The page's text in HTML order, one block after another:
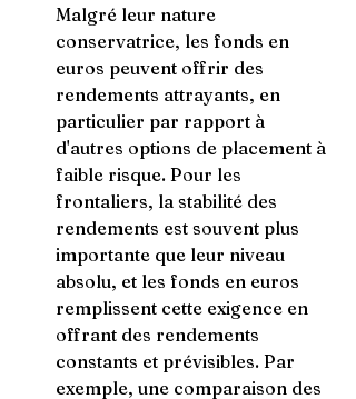
Malgré leur nature
conservatrice, les fonds en
euros peuvent offrir des
rendements attrayants, en
particulier par rapport à
d'autres options de placement à
faible risque. Pour les
frontaliers, la stabilité des
rendements est souvent plus
importante que leur niveau
absolu, et les fonds en euros
remplissent cette exigence en
offrant des rendements
constants et prévisibles. Par
exemple, une comparaison des